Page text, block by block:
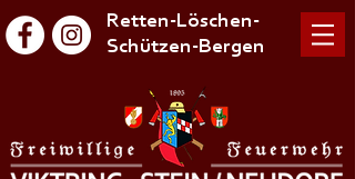
Retten-Löschen-
Schützen-Bergen